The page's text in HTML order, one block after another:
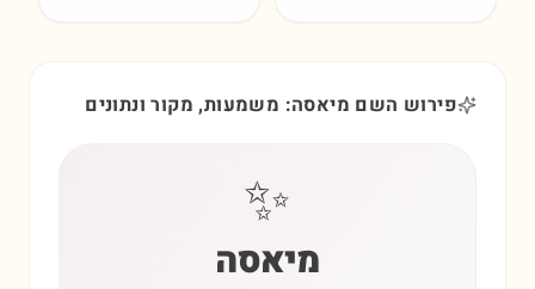
פירוש השם מיאסה: משמעות, מקור ונתונים
✨
מיאסה